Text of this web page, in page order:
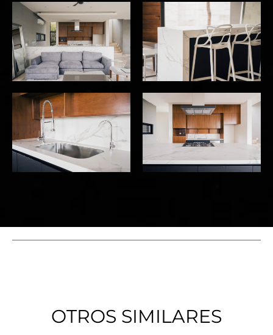
OTROS SIMILARES